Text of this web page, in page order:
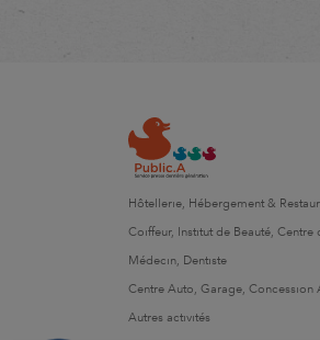
Hôtellerie, Hébergement &
Coiffeur, Institut de Beauté, Centre
Médecin, Dentiste
Centre Auto, Garage, Concession
Autres activités